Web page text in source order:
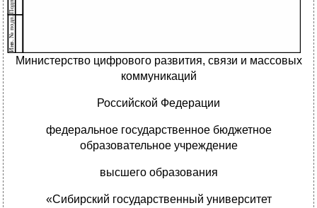
Министерство цифрового развития, связи и массовых
коммуникаций
Российской Федерации
федеральное государственное бюджетное
образовательное учреждение
высшего образования
«Сибирский государственный университет